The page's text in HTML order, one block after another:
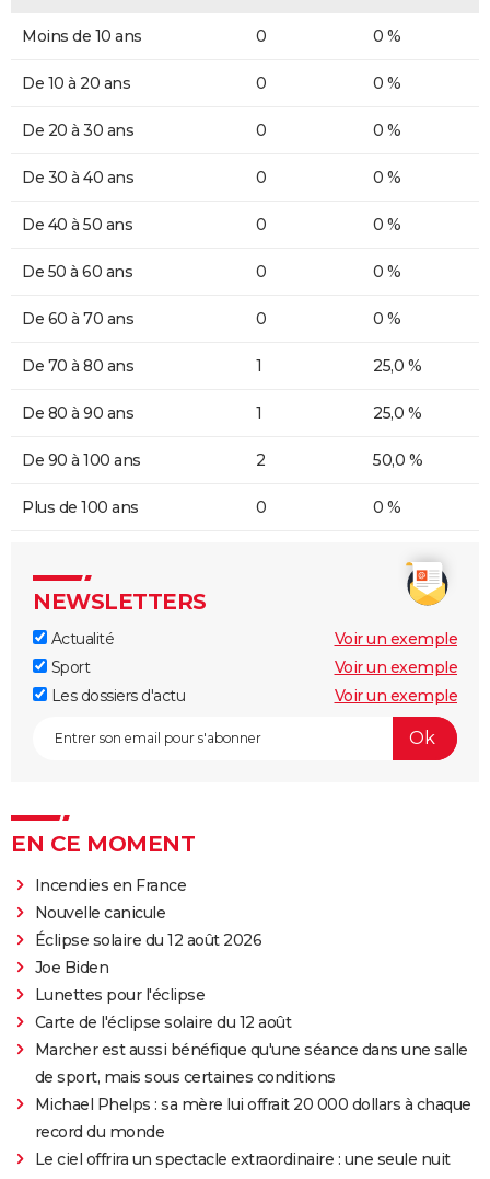
Moins de 10 ans 0 0 %
De 10 à 20 ans 0 0 %
De 20 à 30 ans 0 0 %
De 30 à 40 ans 0 0 %
De 40 à 50 ans 0 0 %
De 50 à 60 ans 0 0 %
De 60 à 70 ans 0 0 %
De 70 à 80 ans 1 25,0 %
De 80 à 90 ans 1 25,0 %
De 90 à 100 ans 2 50,0 %
Plus de 100 ans 0 0 %
NEWSLETTERS
Actualité
Voir un exemple
Sport
Voir un exemple
Les dossiers d'actu
Voir un exemple
EN CE MOMENT
Incendies en France
Nouvelle canicule
Éclipse solaire du 12 août 2026
Joe Biden
Lunettes pour l'éclipse
Carte de l'éclipse solaire du 12 août
Marcher est aussi bénéfique qu'une séance dans une salle
de sport, mais sous certaines conditions
Michael Phelps : sa mère lui offrait 20 000 dollars à chaque
record du monde
Le ciel offrira un spectacle extraordinaire : une seule nuit